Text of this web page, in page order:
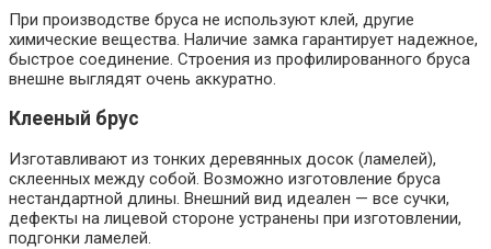
При производстве бруса не используют клей, другие
химические вещества. Наличие замка гарантирует надежное,
быстрое соединение. Строения из профилированного бруса
внешне выглядят очень аккуратно.
Клееный брус
Изготавливают из тонких деревянных досок (ламелей),
склеенных между собой. Возможно изготовление бруса
нестандартной длины. Внешний вид идеален — все сучки,
дефекты на лицевой стороне устранены при изготовлении,
подгонки ламелей.